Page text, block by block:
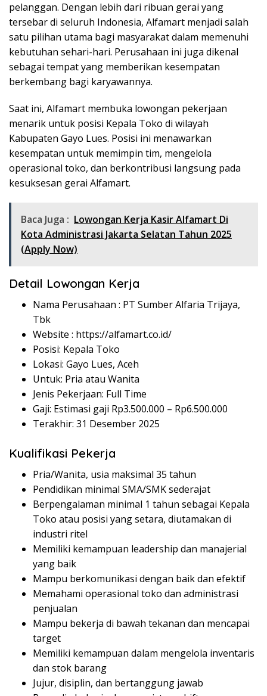
pelanggan. Dengan lebih dari ribuan gerai yang
tersebar di seluruh Indonesia, Alfamart menjadi salah
satu pilihan utama bagi masyarakat dalam memenuhi
kebutuhan sehari-hari. Perusahaan ini juga dikenal
sebagai tempat yang memberikan kesempatan
berkembang bagi karyawannya.
Saat ini, Alfamart membuka lowongan pekerjaan
menarik untuk posisi Kepala Toko di wilayah
Kabupaten Gayo Lues. Posisi ini menawarkan
kesempatan untuk memimpin tim, mengelola
operasional toko, dan berkontribusi langsung pada
kesuksesan gerai Alfamart.
Baca Juga : Lowongan Kerja Kasir Alfamart Di
Kota Administrasi Jakarta Selatan Tahun 2025
(Apply Now)
Detail Lowongan Kerja
Nama Perusahaan : PT Sumber Alfaria Trijaya,
Tbk
Website : https://alfamart.co.id/
Posisi: Kepala Toko
Lokasi: Gayo Lues, Aceh
Untuk: Pria atau Wanita
Jenis Pekerjaan: Full Time
Gaji: Estimasi gaji Rp3.500.000 – Rp6.500.000
Terakhir: 31 Desember 2025
Kualifikasi Pekerja
Pria/Wanita, usia maksimal 35 tahun
Pendidikan minimal SMA/SMK sederajat
Berpengalaman minimal 1 tahun sebagai Kepala
Toko atau posisi yang setara, diutamakan di
industri ritel
Memiliki kemampuan leadership dan manajerial
yang baik
Mampu berkomunikasi dengan baik dan efektif
Memahami operasional toko dan administrasi
penjualan
Mampu bekerja di bawah tekanan dan mencapai
target
Memiliki kemampuan dalam mengelola inventaris
dan stok barang
Jujur, disiplin, dan bertanggung jawab